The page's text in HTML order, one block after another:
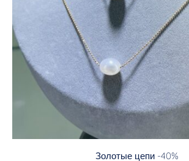
Золотые цепи -40%